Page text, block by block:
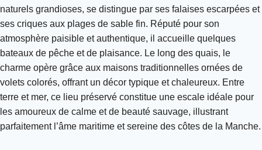
naturels grandioses, se distingue par ses falaises escarpées et
ses criques aux plages de sable fin. Réputé pour son
atmosphère paisible et authentique, il accueille quelques
bateaux de pêche et de plaisance. Le long des quais, le
charme opère grâce aux maisons traditionnelles ornées de
volets colorés, offrant un décor typique et chaleureux. Entre
terre et mer, ce lieu préservé constitue une escale idéale pour
les amoureux de calme et de beauté sauvage, illustrant
parfaitement l’âme maritime et sereine des côtes de la Manche.